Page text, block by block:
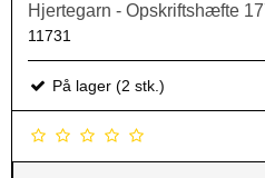
Hjertegarn - Opskriftshæfte
11731
På lager (2 stk.)